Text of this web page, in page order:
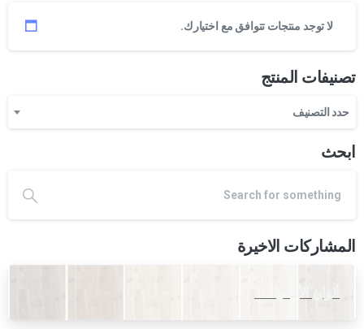
لا توجد منتجات تتوافق مع اختيارك.
تصنيفات المنتج
حدد التصنيف
ابحث
المشاركات الاخيرة